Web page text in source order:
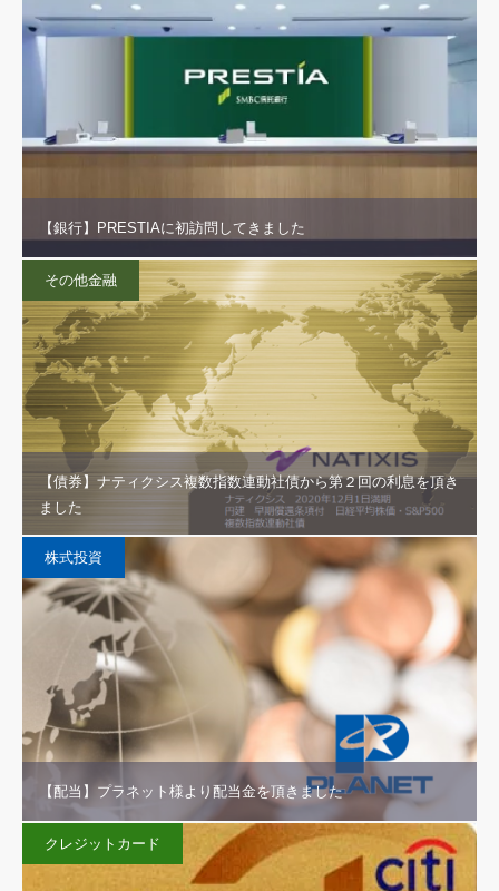
【銀行】PRESTIAに初訪問してきました
その他金融
【債券】ナティクシス複数指数連動社債から第２回の利息を頂き
ました
株式投資
【配当】プラネット様より配当金を頂きました
クレジットカード